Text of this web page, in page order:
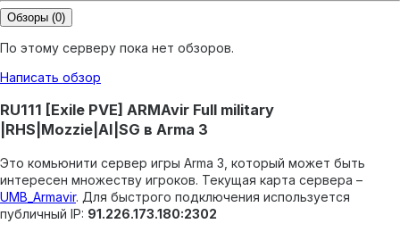
Обзоры (0)
По этому серверу пока нет обзоров.
Написать обзор
RU111 [Exile PVE] ARMAvir Full military
|RHS|Mozzie|AI|SG в Arma 3
Это комьюнити сервер игры Arma 3, который может быть
интересен множеству игроков. Текущая карта сервера –
UMB_Armavir. Для быстрого подключения используется
публичный IP: 91.226.173.180:2302